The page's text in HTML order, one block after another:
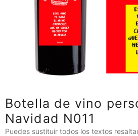
Botella de vino
Navidad N011
Puedes sustituir todos los textos